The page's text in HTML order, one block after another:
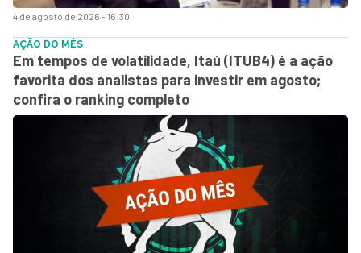
4 de agosto de 2026 - 16:30
AÇÃO DO MÊS
Em tempos de volatilidade, Itaú (ITUB4) é a ação
favorita dos analistas para investir em agosto;
confira o ranking completo